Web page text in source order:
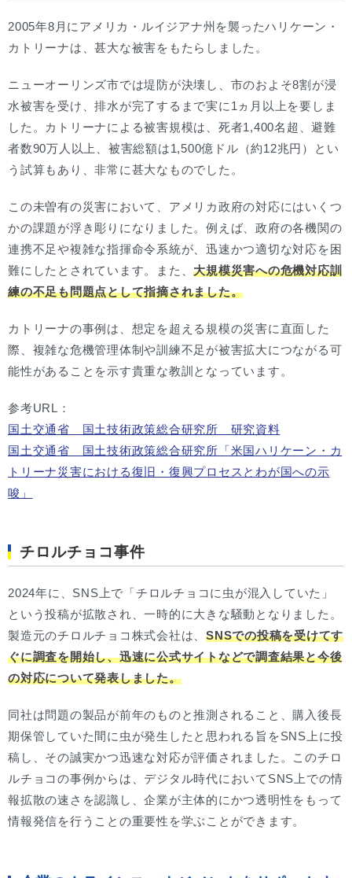
2005年8月にアメリカ・ルイジアナ州を襲ったハリケーン・
カトリーナは、甚大な被害をもたらしました。
ニューオーリンズ市では堤防が決壊し、市のおよそ8割が浸
水被害を受け、排水が完了するまで実に1ヵ月以上を要しま
した。カトリーナによる被害規模は、死者1,400名超、避難
者数90万人以上、被害総額は1,500億ドル（約12兆円）とい
う試算もあり、非常に甚大なものでした。
この未曽有の災害において、アメリカ政府の対応にはいくつ
かの課題が浮き彫りになりました。例えば、政府の各機関の
連携不足や複雑な指揮命令系統が、迅速かつ適切な対応を困
難にしたとされています。また、大規模災害への危機対応訓
練の不足も問題点として指摘されました。
カトリーナの事例は、想定を超える規模の災害に直面した
際、複雑な危機管理体制や訓練不足が被害拡大につながる可
能性があることを示す貴重な教訓となっています。
参考URL：
国土交通省 国土技術政策総合研究所 研究資料
国土交通省 国土技術政策総合研究所「米国ハリケーン・カ
トリーナ災害における復旧・復興プロセスとわが国への示
唆」
チロルチョコ事件
2024年に、SNS上で「チロルチョコに虫が混入していた」
という投稿が拡散され、一時的に大きな騒動となりました。
製造元のチロルチョコ株式会社は、 SNSでの投稿を受けてす
ぐに調査を開始し、迅速に公式サイトなどで調査結果と今後
の対応について発表しました。
同社は問題の製品が前年のものと推測されること、購入後長
期保管していた間に虫が発生したと思われる旨をSNS上に投
稿し、その誠実かつ迅速な対応が評価されました。このチロ
ルチョコの事例からは、デジタル時代においてSNS上での情
報拡散の速さを認識し、企業が主体的にかつ透明性をもって
情報発信を行うことの重要性を学ぶことができます。